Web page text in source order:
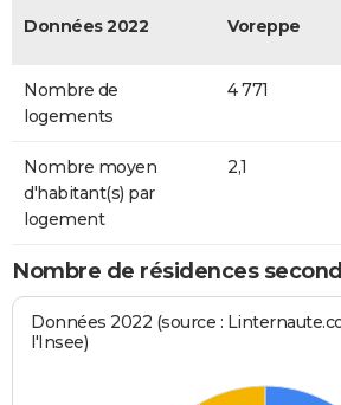
Données 2022 Voreppe
Nombre de
logements
4 771
Nombre moyen
d'habitant(s) par
logement
2,1
Nombre de résidences
Données 2022 (source :
l'Insee)